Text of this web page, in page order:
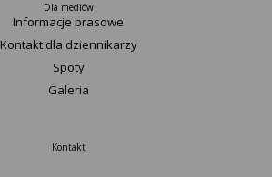
Dla mediów
Informacje prasowe
Kontakt dla dziennikarzy
Spoty
Galeria
Kontakt